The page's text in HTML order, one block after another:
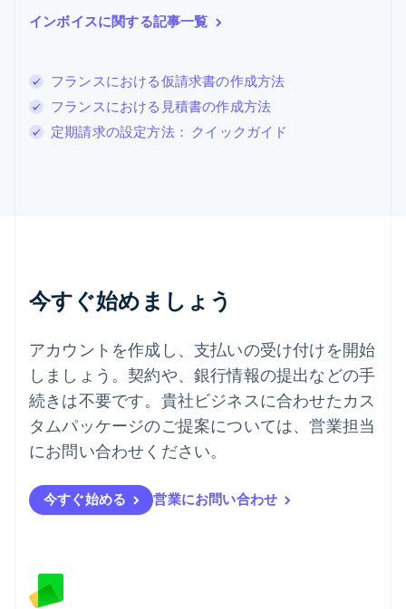
インボイスに関する記事一覧
フランスにおける仮請求書の作成方法
フランスにおける見積書の作成方法
定期請求の設定方法： クイックガイド
今すぐ始めましょう
アカウントを作成し、支払いの受け付けを開始
しましょう。契約や、銀行情報の提出などの手
続きは不要です。貴社ビジネスに合わせたカス
タムパッケージのご提案については、営業担当
にお問い合わせください。
今すぐ始める 営業にお問い合わせ
DeutschFrançaisItalianoEnglish
スペイン
スロバキア
English
ドイツ
ニュージーランド
English
ノルウェー
English
ハンガリー
English
フィンランド
ブラジル
PortuguêsEnglish
フランス
English
ベルギー